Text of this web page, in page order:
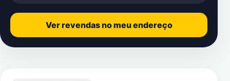
Ver revendas no meu endereço